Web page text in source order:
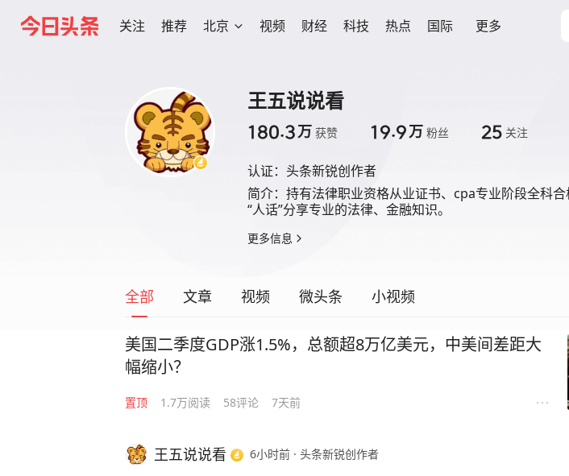
关注 推荐 北京 视频 财经 科技 热点 国际 更多
王五说说看
180.3万 获赞 19.9万 粉丝 25 关注
认证： 头条新锐创作者
简介： 持有法律职业资格从业证书、cpa专业阶段全科
“人话”分享专业的法律、金融知识。
更多信息
全部 文章 视频 微头条 小视频
美国二季度GDP涨1.5%，总额超8万亿美元，中美间差距大
幅缩小？
置顶 1.7万阅读 58评论 7天前
王五说说看 6小时前 · 头条新锐创作者